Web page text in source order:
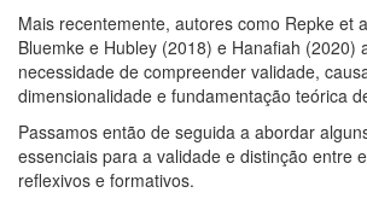
Mais recentemente, autores como Repke et
Bluemke e Hubley (2018) e Hanafiah (2020)
necessidade de compreender validade,
dimensionalidade e fundamentação teórica
Passamos então de seguida a abordar
essenciais para a validade e distinção entre
reflexivos e formativos.